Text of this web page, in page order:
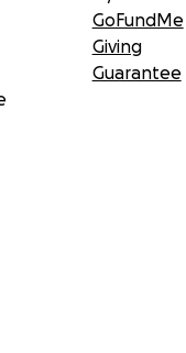
será agradecido
para
con mucha Fe
GoFundMe
Giving
Guarantee